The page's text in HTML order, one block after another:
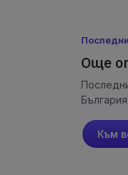
Още
България.
Към